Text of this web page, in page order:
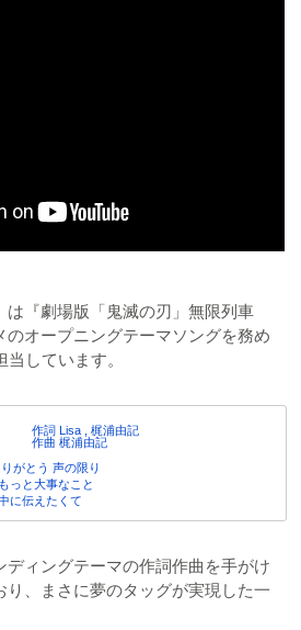
は『劇場版「鬼滅の刃」無限列車
のオープニングテーマソングを務め
しています。
作詞 Lisa , 梶浦由記
作曲 梶浦由記
がとう 声の限り
っと大事なこと
に伝えたくて
ディングテーマの作詞作曲を手がけ
り、まさに夢のタッグが実現した一